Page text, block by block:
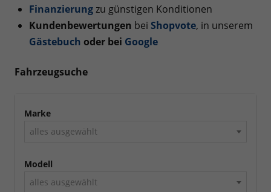
Finanzierungzu günstigen Konditionen
Kundenbewertungen bei Shopvote, in unserem
Gästebuch oder bei Google
Fahrzeugsuche
Marke
alles ausgewählt
Modell
alles ausgewählt